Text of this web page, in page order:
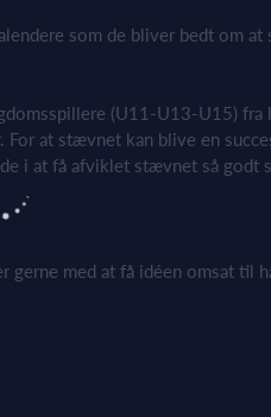
som de bliver bedt om at
(U11-U13-U15) fra
For at stævnet kan blive en
i at få afviklet stævnet så godt
med at få idéen omsat til